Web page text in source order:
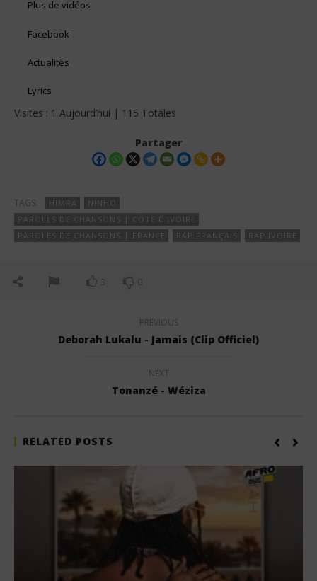
Plus de vidéos
Facebook
Actualités
Lyrics
Visites : 1 Aujourd’hui | 115 Totales
Partager
TAGS: HIMRA
NINHO
PAROLES DE CHANSONS | CÔTE D'IVOIRE
PAROLES DE CHANSONS | FRANCE
RAP FRANÇAIS RAP IVOIRE
3 0
PREVIOUS
Deborah Lukalu - Jamais (Clip Officiel)
NEXT
Tonanzé - Wéziza
RELATED POSTS